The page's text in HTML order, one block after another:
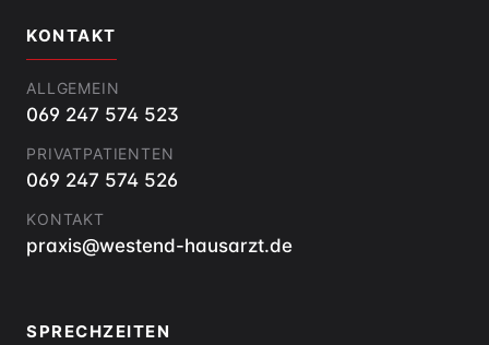
KONTAKT
ALLGEMEIN
069 247 574 523
PRIVATPATIENTEN
069 247 574 526
KONTAKT
praxis@westend-hausarzt.de
SPRECHZEITEN